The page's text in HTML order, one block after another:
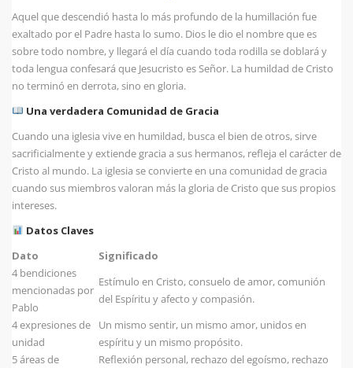
Aquel que descendió hasta lo más profundo de la humillación fue
exaltado por el Padre hasta lo sumo. Dios le dio el nombre que es
sobre todo nombre, y llegará el día cuando toda rodilla se doblará y
toda lengua confesará que Jesucristo es Señor. La humildad de Cristo
no terminó en derrota, sino en gloria.
Una verdadera Comunidad de Gracia
Cuando una iglesia vive en humildad, busca el bien de otros, sirve
sacrificialmente y extiende gracia a sus hermanos, refleja el carácter de
Cristo al mundo. La iglesia se convierte en una comunidad de gracia
cuando sus miembros valoran más la gloria de Cristo que sus propios
intereses.
Datos Claves
Dato
Significado
4 bendiciones
mencionadas por
Pablo
Estímulo en Cristo, consuelo de amor, comunión
del Espíritu y afecto y compasión.
4 expresiones de
unidad
Un mismo sentir, un mismo amor, unidos en
espíritu y un mismo propósito.
5 áreas de
Reflexión personal, rechazo del egoísmo, rechazo